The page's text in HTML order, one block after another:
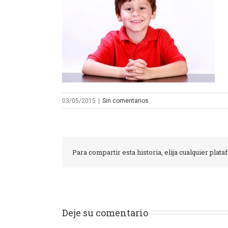
03/05/2015 Sin comentarios
Para compartir esta historia, elija cualquier
Deje su comentario